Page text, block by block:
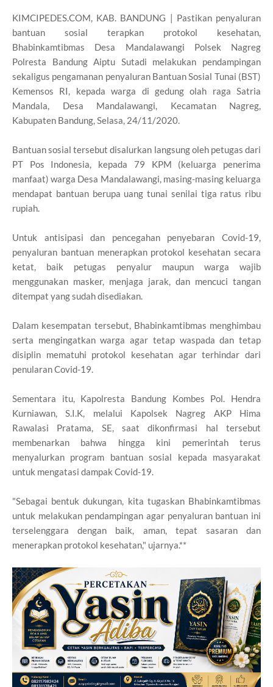
KIMCIPEDES.COM, KAB. BANDUNG | Pastikan penyaluran
bantuan sosial terapkan protokol kesehatan,
Bhabinkamtibmas Desa Mandalawangi Polsek Nagreg
Polresta Bandung Aiptu Sutadi melakukan pendampingan
sekaligus pengamanan penyaluran Bantuan Sosial Tunai (BST)
Kemensos RI, kepada warga di gedung olah raga Satria
Mandala, Desa Mandalawangi, Kecamatan Nagreg,
Kabupaten Bandung, Selasa, 24/11/2020.
Bantuan sosial tersebut disalurkan langsung oleh petugas dari
PT Pos Indonesia, kepada 79 KPM (keluarga penerima
manfaat) warga Desa Mandalawangi, masing-masing keluarga
mendapat bantuan berupa uang tunai senilai tiga ratus ribu
rupiah.
Untuk antisipasi dan pencegahan penyebaran Covid-19,
penyaluran bantuan menerapkan protokol kesehatan secara
ketat, baik petugas penyalur maupun warga wajib
menggunakan masker, menjaga jarak, dan mencuci tangan
ditempat yang sudah disediakan.
Dalam kesempatan tersebut, Bhabinkamtibmas menghimbau
serta mengingatkan warga agar tetap waspada dan tetap
disiplin mematuhi protokol kesehatan agar terhindar dari
penularan Covid-19.
Sementara itu, Kapolresta Bandung Kombes Pol. Hendra
Kurniawan, S.I.K, melalui Kapolsek Nagreg AKP Hima
Rawalasi Pratama, SE, saat dikonfirmasi hal tersebut
membenarkan bahwa hingga kini pemerintah terus
menyalurkan program bantuan sosial kepada masyarakat
untuk mengatasi dampak Covid-19.
"Sebagai bentuk dukungan, kita tugaskan Bhabinkamtibmas
untuk melakukan pendampingan agar penyaluran bantuan ini
terselenggara dengan baik, aman, tepat sasaran dan
menerapkan protokol kesehatan," ujarnya.**